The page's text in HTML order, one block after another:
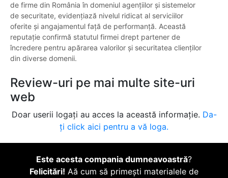
de firme din România în domeniul agențiilor și sistemelor
de securitate, evidențiază nivelul ridicat al serviciilor
oferite și angajamentul față de performanță. Această
reputație confirmă statutul firmei drept partener de
încredere pentru apărarea valorilor și securitatea clienților
din diverse domenii.
Review-uri pe mai multe site-uri
web
Doar userii logați au acces la această informație. Da-
ți click aici pentru a vă loga.
Este acesta compania dumneavoastră?
Felicitări! Aă cum să primești materialele de